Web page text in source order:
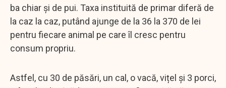
ba chiar și de pui. Taxa instituită de primar diferă de
la caz la caz, putând ajunge de la 36 la 370 de lei
pentru fiecare animal pe care îl cresc pentru
consum propriu.
Astfel, cu 30 de păsări, un cal, o vacă, vițel și 3 porci,